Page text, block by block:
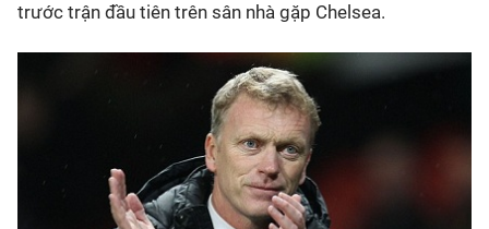
trước trận đầu tiên trên sân nhà gặp Chelsea.